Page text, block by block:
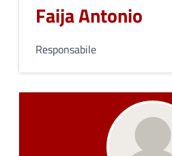
Faija Antonio
Responsabile